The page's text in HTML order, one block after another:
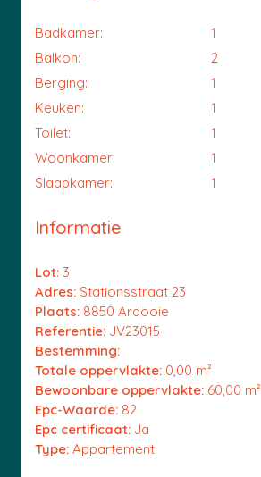
Badkamer:
1
Balkon:
2
Berging:
1
Keuken:
1
Toilet:
1
Woonkamer:
1
Slaapkamer:
1
Informatie
Lot: 3
Adres: Stationsstraat 23
Plaats: 8850 Ardooie
Referentie: JV23015
Bestemming:
Totale oppervlakte: 0,00 m²
Bewoonbare oppervlakte: 60,00 m²
Epc-Waarde: 82
Epc certificaat: Ja
Type: Appartement